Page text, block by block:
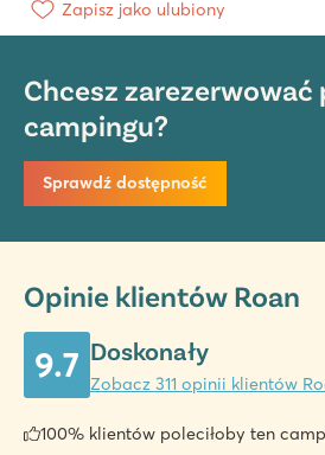
Zapisz jako ulubiony
Chcesz
campingu?
Sprawdź dostępność
Opinie klientów Roan
9.7 Doskonały
Zobacz 311 opinii klientów
100% klientów poleciłoby ten